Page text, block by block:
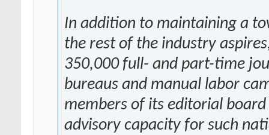
In addition to maintaining a
the rest of the industry
350,000 full- and part-time
bureaus and manual labor
members of its editorial
advisory capacity for such